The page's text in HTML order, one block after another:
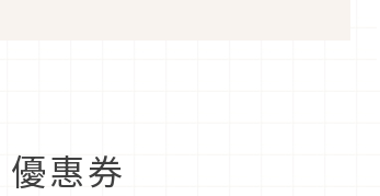
優惠券